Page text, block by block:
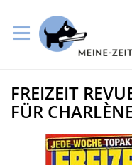
zum
Inhalt
Zum
Ende
der
Bildergalerie
springen
FREIZEIT
FÜR